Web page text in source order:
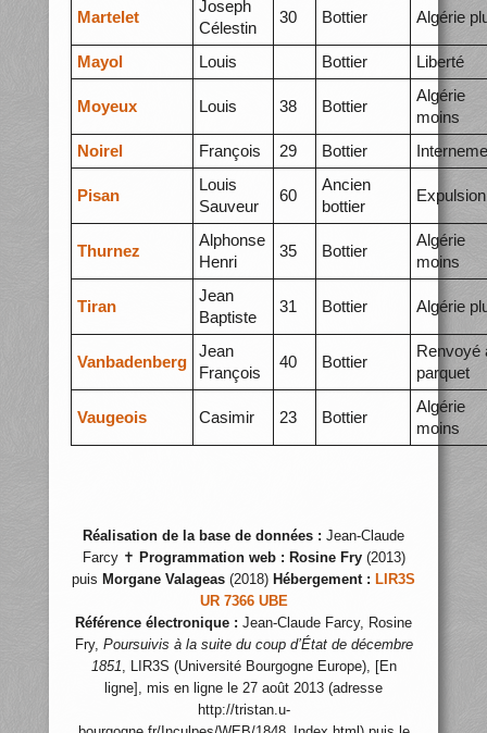
Martelet
Joseph
Célestin
30 Bottier Algérie
Mayol Louis Bottier Liberté
Moyeux Louis 38 Bottier
Algérie
moins
Noirel
François 29 Bottier
Pisan
Louis
Sauveur
60
Ancien
bottier
Expulsion
Thurnez
Alphonse
Henri
35 Bottier
Algérie
moins
Tiran
Jean
Baptiste
31 Bottier Algérie
Vanbadenberg
Jean
François
40 Bottier
Renvoyé
parquet
Vaugeois Casimir 23 Bottier
Algérie
moins
Réalisation de la base de données : Jean-Claude
Farcy ✝ Programmation web : Rosine Fry(2013)
puis Morgane Valageas (2018) Hébergement : LIR3S
UR 7366 UBE
Référence électronique : Jean-Claude Farcy, Rosine
Fry, Poursuivis à la suite du coup d’État de décembre
1851, LIR3S (Université Bourgogne Europe), [En
ligne], mis en ligne le 27 août 2013 (adresse
http://tristan.u-